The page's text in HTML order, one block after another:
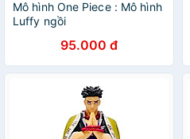
Mô hình One Piece : Mô hình
Luffy ngồi
95.000 đ